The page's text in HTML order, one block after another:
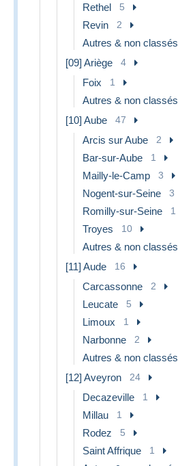
Rethel 5
Revin 2
Autres & non classés
[09] Ariège 4
Foix 1
Autres & non classés
[10] Aube 47
Arcis sur Aube 2
Bar-sur-Aube 1
Mailly-le-Camp 3
Nogent-sur-Seine 3
Romilly-sur-Seine 1
Troyes 10
Autres & non classés
[11] Aude 16
Carcassonne 2
Leucate 5
Limoux 1
Narbonne 2
Autres & non classés
[12] Aveyron 24
Decazeville 1
Millau 1
Rodez 5
Saint Affrique 1